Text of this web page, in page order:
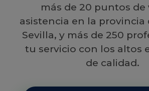
más de 20 puntos de
asistencia en la provincia
Sevilla, y más de 250
tu servicio con los altos
de calidad.